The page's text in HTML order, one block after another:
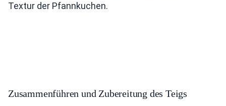
Textur der Pfannkuchen.
Zusammenführen und Zubereitung des Teigs